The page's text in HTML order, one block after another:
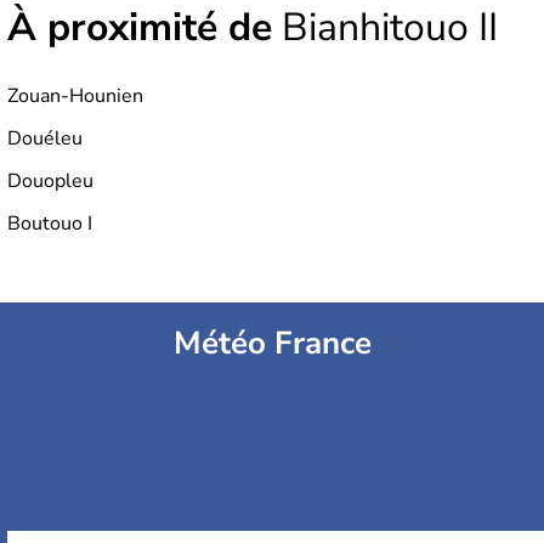
À proximité de Bianhitouo II
Zouan-Hounien
Douéleu
Douopleu
Boutouo I
Météo France